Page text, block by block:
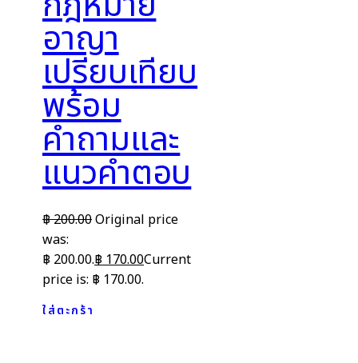
อาญา
เปรียบเทียบ
พร้อม
คำถามและ
แนวคำตอบ
฿200.00Original price
was:
฿ 200.00.฿ 170.00Current
price is: ฿ 170.00.
ใส่ตะกร้า